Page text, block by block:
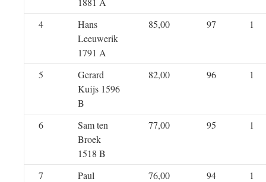
4
Hans
Leeuwerik
1791 A
85,00 97 1
5
Gerard
Kuijs 1596
B
82,00 96 1
6
Sam ten
Broek
1518 B
77,00 95 1
7
Paul
76,00 94 1